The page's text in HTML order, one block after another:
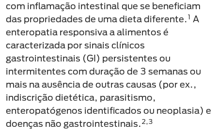
com inflamação intestinal que se beneficiam
das propriedades de uma dieta diferente.1 A
enteropatia responsiva a alimentos é
caracterizada por sinais clínicos
gastrointestinais (GI) persistentes ou
intermitentes com duração de 3 semanas ou
mais na ausência de outras causas (por ex.,
indiscrição dietética, parasitismo,
enteropatógenos identificados ou neoplasia) e
doenças não gastrointestinais.2,3